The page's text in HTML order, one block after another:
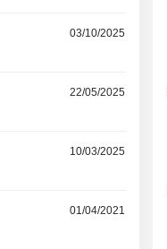
03/10/2025
22/05/2025
10/03/2025
01/04/2021